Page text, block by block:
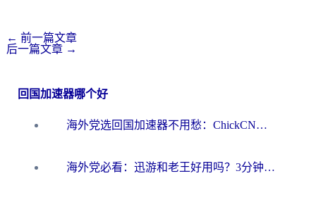
← 前一篇文章
后一篇文章 →
回国加速器哪个好
海外党选回国加速器不用愁：ChickCN和洞见哪个好？一篇搞定所有疑问
海外党必看：迅游和老王好用吗？3分钟选对加速国内网络的加速器